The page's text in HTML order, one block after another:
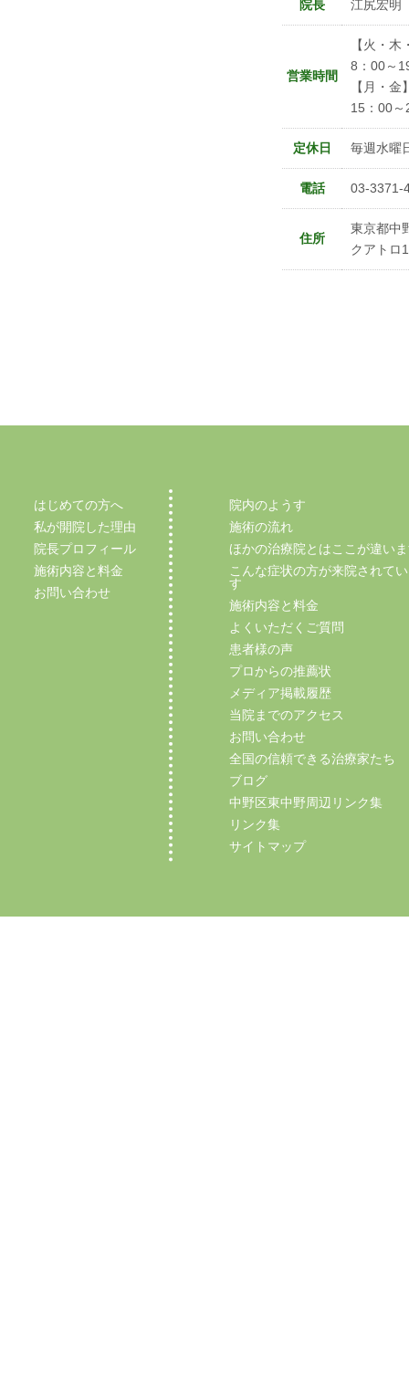
院長 江尻宏明
営業時間
【火・木
8：00～
【月・金
15：00～
定休日 毎週水曜
電話 03-3371-
住所
東京都中
クアトロ
はじめての方へ
私が開院した理由
院長プロフィール
施術内容と料金
お問い合わせ
院内のようす
施術の流れ
ほかの治療院とはここが違い
こんな症状の方が来院されて
す
施術内容と料金
よくいただくご質問
患者様の声
プロからの推薦状
メディア掲載履歴
当院までのアクセス
お問い合わせ
全国の信頼できる治療家たち
ブログ
中野区東中野周辺リンク集
リンク集
サイトマップ